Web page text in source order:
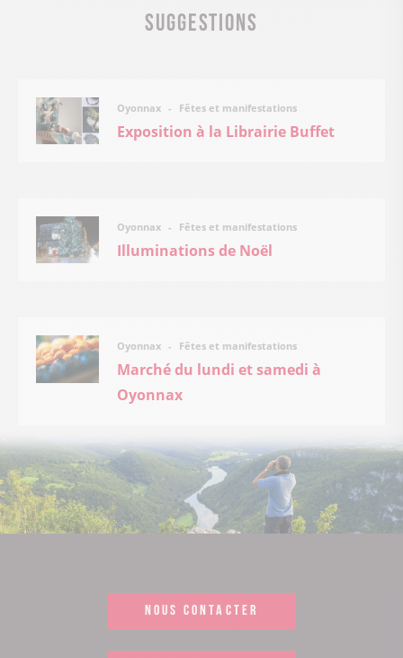
Suggestions
Oyonnax Fêtes et manifestations
Exposition à la Librairie Buffet
Oyonnax Fêtes et manifestations
Illuminations de Noël
Oyonnax Fêtes et manifestations
Marché du lundi et samedi à
Oyonnax
NOUS CONTACTER